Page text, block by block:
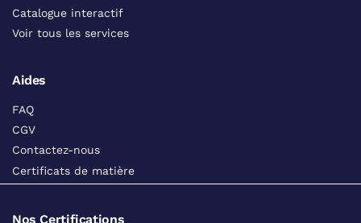
Catalogue interactif
Voir tous les services
Aides
FAQ
CGV
Contactez-nous
Certificats de matière
Nos Certifications